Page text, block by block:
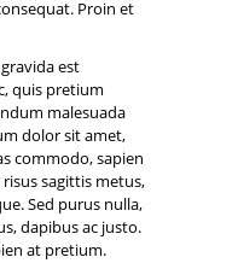
Proin et
est
quis pretium
malesuada
dolor sit amet,
commodo, sapien
sagittis metus,
Sed purus nulla,
dapibus ac justo.
at pretium.